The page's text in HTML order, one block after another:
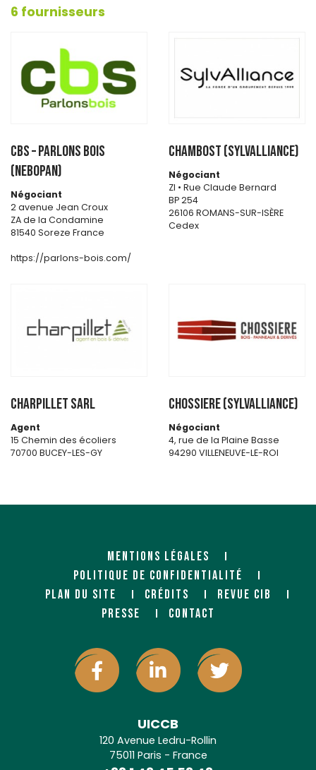
6 fournisseurs
CBS – PARLONS BOIS
(NEBOPAN)
Négociant
2 avenue Jean Croux
ZA de la Condamine
81540 Soreze France
https://parlons-bois.com/
CHAMBOST (SYLVALLIANCE)
Négociant
Zl • Rue Claude Bernard
BP 254
26106 ROMANS-SUR-ISÈRE
Cedex
CHARPILLET SARL
Agent
15 Chemin des écoliers
70700 BUCEY-LES-GY
CHOSSIERE (SYLVALLIANCE)
Négociant
4, rue de la Plaine Basse
94290 VILLENEUVE-LE-ROI
ZI Les Gambergères
651 Chemin de Savoyan
38540 HEYRIEUX
TOULOUSAINE DES BOIS -
(GEDIBOIS)
Négociant
Importateur
http://www.boisctb.fr/
MENTIONS LÉGALES
POLITIQUE DE CONFIDENTIALITÉ
PLAN DU SITE
CRÉDITS
REVUE CIB
PRESSE
CONTACT
UICCB
120 Avenue Ledru-Rollin
75011 Paris - France